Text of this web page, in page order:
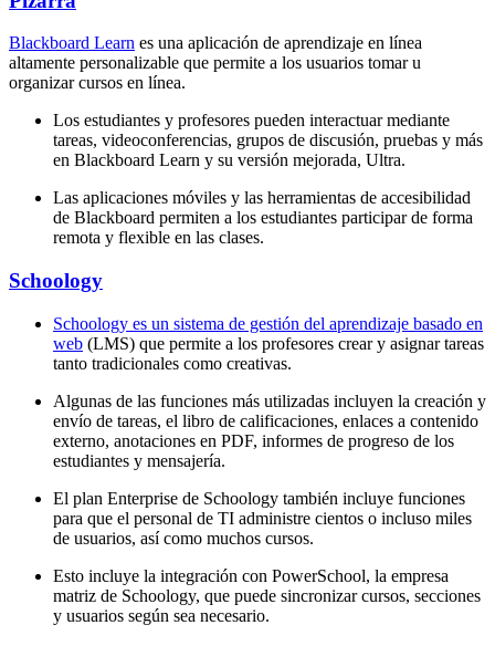
Blackboard Learn es una aplicación de aprendizaje en línea
altamente personalizable que permite a los usuarios tomar u
organizar cursos en línea.
Los estudiantes y profesores pueden interactuar mediante
tareas, videoconferencias, grupos de discusión, pruebas y más
en Blackboard Learn y su versión mejorada, Ultra.
Las aplicaciones móviles y las herramientas de accesibilidad
de Blackboard permiten a los estudiantes participar de forma
remota y flexible en las clases.
Schoology
Schoology es un sistema de gestión del aprendizaje basado en
web (LMS) que permite a los profesores crear y asignar tareas
tanto tradicionales como creativas.
Algunas de las funciones más utilizadas incluyen la creación y
envío de tareas, el libro de calificaciones, enlaces a contenido
externo, anotaciones en PDF, informes de progreso de los
estudiantes y mensajería.
El plan Enterprise de Schoology también incluye funciones
para que el personal de TI administre cientos o incluso miles
de usuarios, así como muchos cursos.
Esto incluye la integración con PowerSchool, la empresa
matriz de Schoology, que puede sincronizar cursos, secciones
y usuarios según sea necesario.